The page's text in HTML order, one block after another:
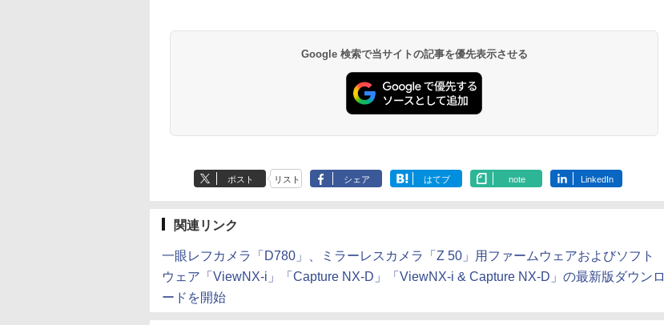
Google 検索で当サイトの記事を優先表示させる
ポスト リスト シェア はてブ note LinkedIn
関連リンク
一眼レフカメラ「D780」、ミラーレスカメラ「Z 50」用ファームウェアおよびソフト
ウェア「ViewNX-i」「Capture NX-D」「ViewNX-i & Capture NX-D」の最新版ダウンロ
ードを開始